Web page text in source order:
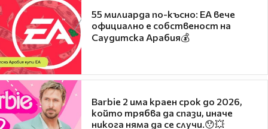
55 милиарда по-късно: EA вече
официално е собственост на
Саудитска Арабия💰
Barbie 2 има краен срок до 2026,
който трябва да спази, иначе
никога няма да се случи.😯💥